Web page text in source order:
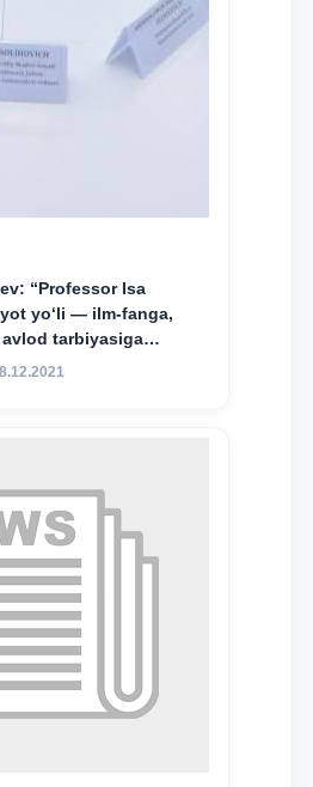
“Professor Isa
yo‘li — ilm-fanga,
tarbiyasiga